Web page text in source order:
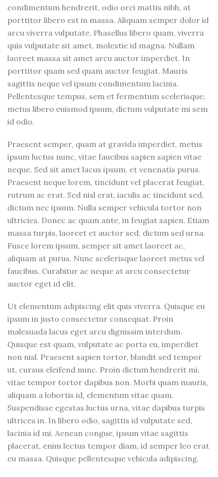
condimentum hendrerit, odio orci mattis nibh, at
porttitor libero est in massa. Aliquam semper dolor id
arcu viverra vulputate. Phasellus libero quam, viverra
quis vulputate sit amet, molestie id magna. Nullam
laoreet massa sit amet arcu auctor imperdiet. In
porttitor quam sed quam auctor feugiat. Mauris
sagittis neque vel ipsum condimentum lacinia.
Pellentesque tempus, sem et fermentum scelerisque,
metus libero euismod ipsum, dictum vulputate mi sem
id odio.
Praesent semper, quam at gravida imperdiet, metus
ipsum luctus nunc, vitae faucibus sapien sapien vitae
neque. Sed sit amet lacus ipsum, et venenatis purus.
Praesent neque lorem, tincidunt vel placerat feugiat,
rutrum ac erat. Sed nisl erat, iaculis ac tincidunt sed,
dictum nec ipsum. Nulla semper vehicula tortor non
ultricies. Donec ac quam ante, in feugiat sapien. Etiam
massa turpis, laoreet et auctor sed, dictum sed urna.
Fusce lorem ipsum, semper sit amet laoreet ac,
aliquam at purus. Nunc scelerisque laoreet metus vel
faucibus. Curabitur ac neque at arcu consectetur
auctor eget id elit.
Ut elementum adipiscing elit quis viverra. Quisque eu
ipsum in justo consectetur consequat. Proin
malesuada lacus eget arcu dignissim interdum.
Quisque est quam, vulputate ac porta eu, imperdiet
non nisl. Praesent sapien tortor, blandit sed tempor
ut, cursus eleifend nunc. Proin dictum hendrerit mi,
vitae tempor tortor dapibus non. Morbi quam mauris,
aliquam a lobortis id, elementum vitae quam.
Suspendisse egestas luctus urna, vitae dapibus turpis
ultrices in. In libero odio, sagittis id vulputate sed,
lacinia id mi. Aenean congue, ipsum vitae sagittis
placerat, enim lectus tempor diam, id semper leo erat
eu massa. Quisque pellentesque vehicula adipiscing.